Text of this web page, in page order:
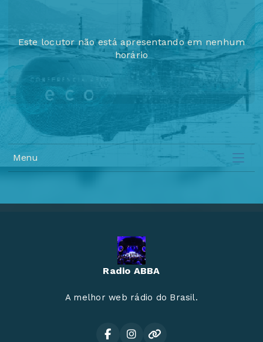
Este locutor não está apresentando em nenhum
horário
Menu
Radio ABBA
A melhor web rádio do Brasil.